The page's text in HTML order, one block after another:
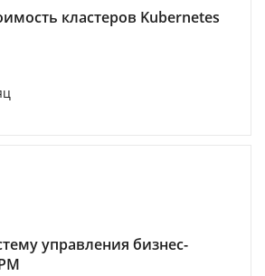
кластеров Kubernetes
управления бизнес-